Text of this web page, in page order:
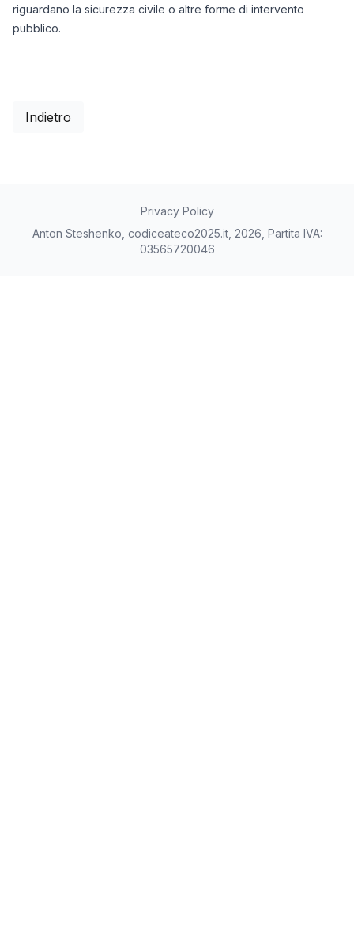
riguardano la sicurezza civile o altre forme di intervento
pubblico.
Indietro
Privacy Policy
Anton Steshenko, codiceateco2025.it, 2026, Partita IVA:
03565720046